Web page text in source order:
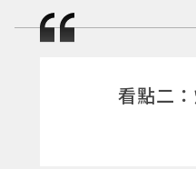
看點二